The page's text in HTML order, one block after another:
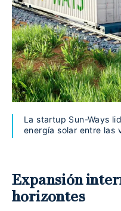
La startup Sun-Ways
energía solar entre las
Expansión
horizontes